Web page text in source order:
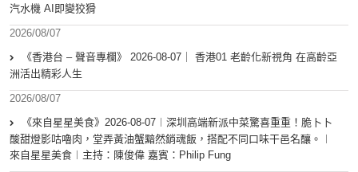
汽水機 AI即變狡猾
2026/08/07
《香港台 – 聲音專欄》 2026-08-07｜ 香港01 老齡化新視角 在高齡亞
洲活出精彩人生
2026/08/07
《來自星星美食》2026-08-07︱深圳高端新派中菜驚喜重重！脆卜卜
酸甜燈影咕嚕肉，堂弄黃油蟹黯然銷魂飯，搭配不同口味干邑名釀。︱
來自星星美食︱主持：陳俊偉 嘉賓：Philip Fung